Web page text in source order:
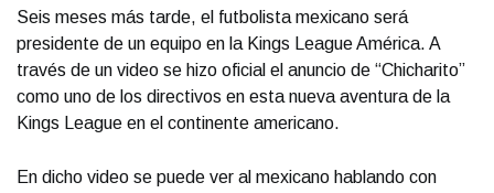
Seis meses más tarde, el futbolista mexicano será
presidente de un equipo en la Kings League América. A
través de un video se hizo oficial el anuncio de “Chicharito”
como uno de los directivos en esta nueva aventura de la
Kings League en el continente americano.
En dicho video se puede ver al mexicano hablando con